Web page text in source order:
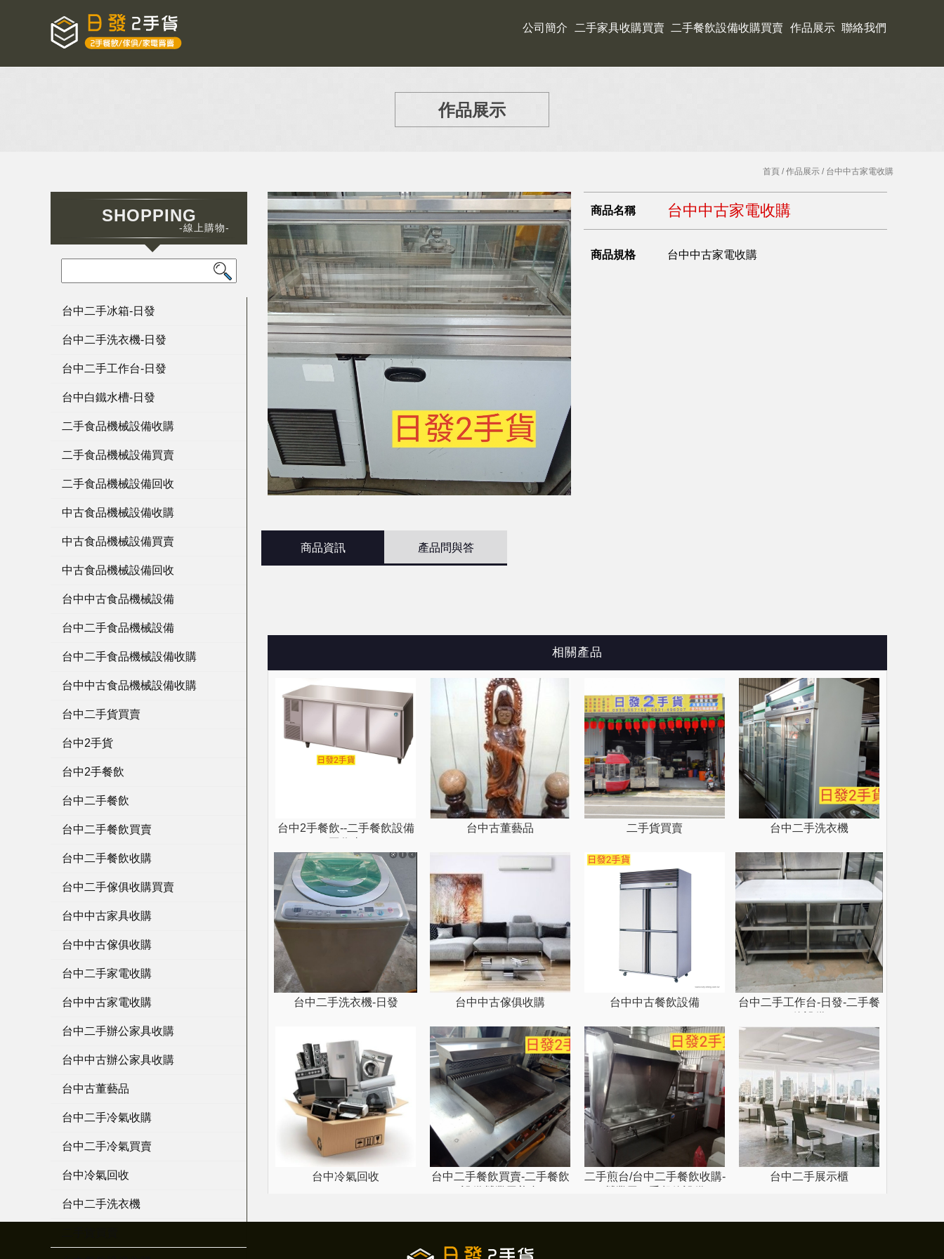
公司簡介 二手家具收購買賣 二手餐飲設備收購買賣 作品展示 聯絡我們
作品展示
首頁 /作品展示 / 台中中古家電收購
SHOPPING
-線上購物-
台中二手冰箱-日發
台中二手洗衣機-日發
台中二手工作台-日發
台中白鐵水槽-日發
二手食品機械設備收購
二手食品機械設備買賣
二手食品機械設備回收
中古食品機械設備收購
中古食品機械設備買賣
中古食品機械設備回收
台中中古食品機械設備
台中二手食品機械設備
台中二手食品機械設備收購
台中中古食品機械設備收購
台中二手貨買賣
台中2手貨
台中2手餐飲
台中二手餐飲
台中二手餐飲買賣
台中二手餐飲收購
台中二手傢俱收購買賣
台中中古家具收購
台中中古傢俱收購
台中二手家電收購
台中中古家電收購
台中二手辦公家具收購
台中中古辦公家具收購
台中古董藝品
台中二手冷氣收購
台中二手冷氣買賣
台中冷氣回收
台中二手洗衣機
商品名稱 台中中古家電收購
商品規格 台中中古家電收購
商品資訊 產品問與答
相關產品
台中2手餐飲--二手餐飲設備
台中古董藝品 二手貨買賣 台中二手洗衣機
台中二手洗衣機-日發 台中中古傢俱收購 台中中古餐飲設備
台中二手工作台-日發-二手餐
台中冷氣回收
台中二手餐飲買賣-二手餐飲
二手煎台/台中二手餐飲收購-
台中二手展示櫃